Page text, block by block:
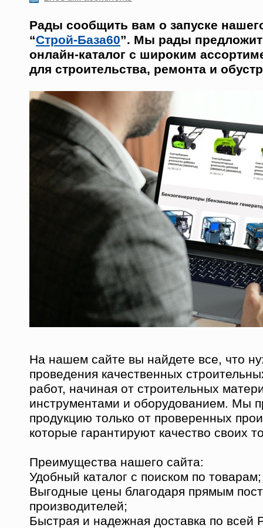
Рады сообщить вам о запуске
“Строй-База60”. Мы рады
онлайн-каталог с широким
для строительства, ремонта и
На нашем сайте вы найдете все, что
проведения качественных
работ, начиная от строительных
инструментами и оборудованием. Мы
продукцию только от проверенных
которые гарантируют качество своих
Преимущества нашего сайта:
Удобный каталог с поиском по товарам;
Выгодные цены благодаря прямым
производителей;
Быстрая и надежная доставка по всей